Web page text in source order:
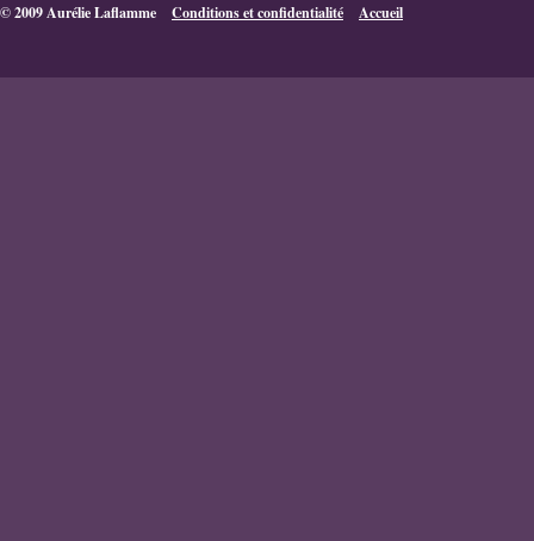
© 2009 Aurélie Laflamme Conditions et confidentialité Accueil